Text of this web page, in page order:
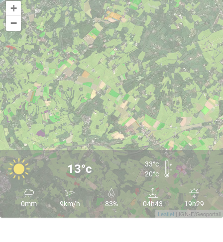
+
−
Leaflet | IGN-F/Geoportail
13°c
33°c
20°c
0mm 9km/h 83% 04h43 19h29